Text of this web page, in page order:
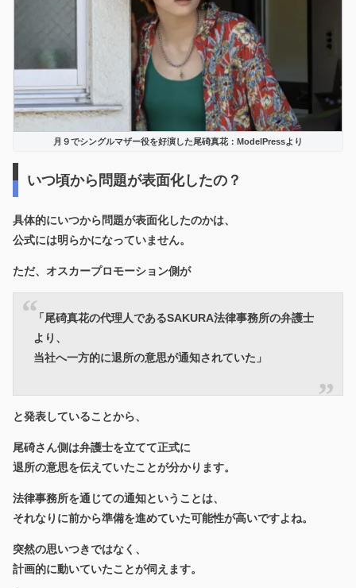
月９でシングルマザー役を好演した尾碕真花：ModelPressより
いつ頃から問題が表面化したの？
具体的にいつから問題が表面化したのかは、
公式には明らかになっていません。
ただ、 オスカープロモーション側が
「尾碕真花の代理人であるSAKURA法律事務所の弁護士
より、
当社へ一方的に退所の意思が通知されていた」
と発表していることから、
尾碕さん側は弁護士を立てて正式に
退所の意思を伝えていたことが分かります。
法律事務所を通じての通知ということは、
それなりに前から準備を進めていた可能性が高いですよね。
突然の思いつきではなく、
計画的に動いていたことが伺えます。